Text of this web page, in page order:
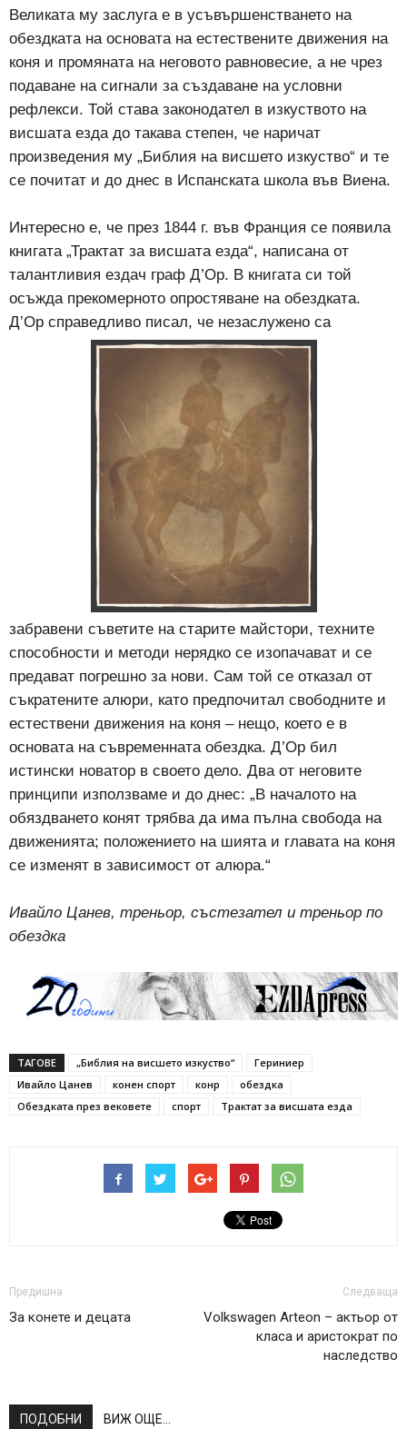
Великата му заслуга е в усъвършенстването на
обездката на основата на естествените движения на
коня и промяната на неговото равновесие, а не чрез
подаване на сигнали за създаване на условни
рефлекси. Той става законодател в изкуството на
висшата езда до такава степен, че наричат
произведения му „Библия на висшето изкуство“ и те
се почитат и до днес в Испанската школа във Виена.
Интересно е, че през 1844 г. във Франция се появила
книгата „Трактат за висшата езда“, написана от
талантливия ездач граф Д’Ор. В книгата си той
осъжда прекомерното опростяване на обездката.
Д’Ор справедливо писал, че незаслужено са
забравени съветите на старите майстори, техните
способности и методи нерядко се изопачават и се
предават погрешно за нови. Сам той се отказал от
съкратените алюри, като предпочитал свободните и
естествени движения на коня – нещо, което е в
основата на съвременната обездка. Д’Ор бил
истински новатор в своето дело. Два от неговите
принципи използваме и до днес: „В началото на
обяздването конят трябва да има пълна свобода на
движенията; положението на шията и главата на коня
се изменят в зависимост от алюра.“
Ивайло Цанев, треньор, състезател и треньор по
обездка
ТАГОВЕ „Библия на висшето изкуство“
Гериниер
Ивайло Цанев
конен спорт конр
обездка
Обездката през вековете
спорт Трактат за висшата езда
Предишна
За конете и децата
Следваща
Volkswagen Arteon – актьор от
класа и аристократ по
наследство
ПОДОБНИ ВИЖ ОЩЕ...